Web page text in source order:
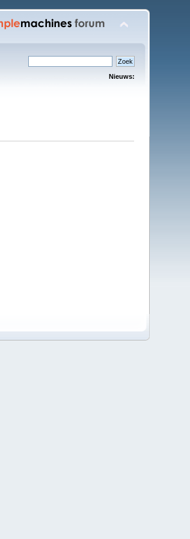
Nieuws: